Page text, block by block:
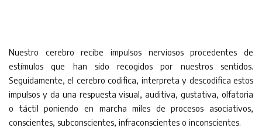
Nuestro cerebro recibe impulsos nerviosos procedentes de
estímulos que han sido recogidos por nuestros sentidos.
Seguidamente, el cerebro codifica, interpreta y descodifica estos
impulsos y da una respuesta visual, auditiva, gustativa, olfatoria
o táctil poniendo en marcha miles de procesos asociativos,
conscientes, subconscientes, infraconscientes o inconscientes.